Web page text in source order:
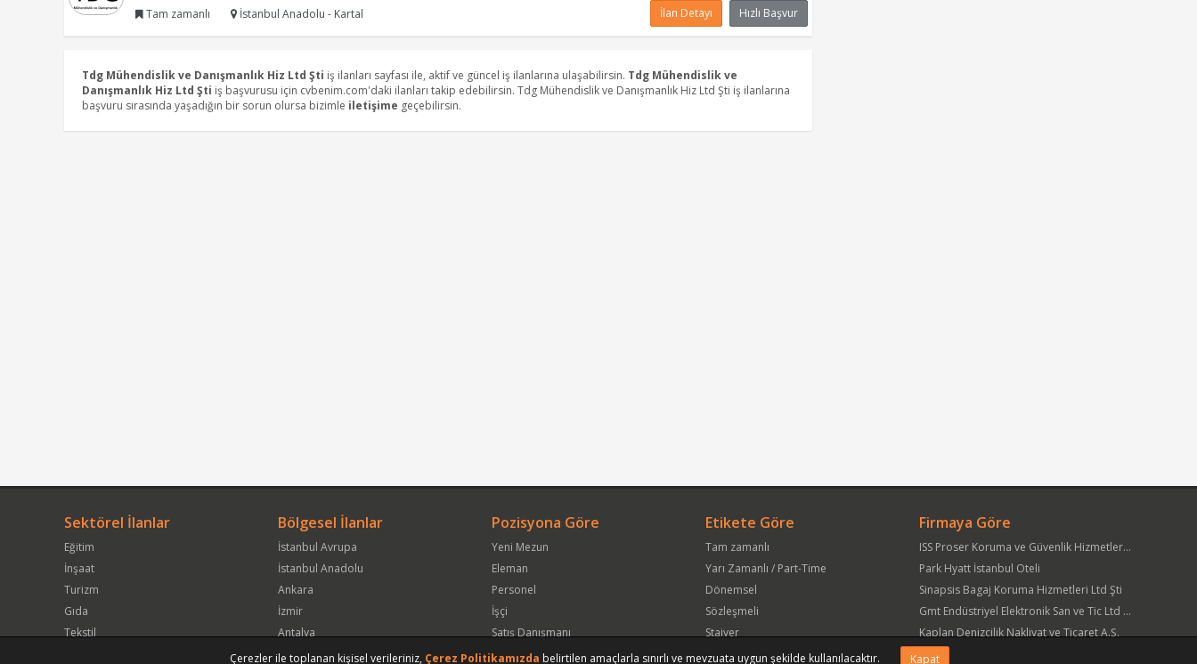
İlan Detayı Hızlı Başvur
Tam zamanlı
İstanbul Anadolu - Kartal
Tdg Mühendislik ve Danışmanlık Hiz Ltd Şti iş ilanları sayfası ile, aktif ve güncel iş ilanlarına ulaşabilirsin. Tdg Mühendislik ve
Danışmanlık Hiz Ltd Şti iş başvurusu için cvbenim.com'daki ilanları takip edebilirsin. Tdg Mühendislik ve Danışmanlık Hiz Ltd Şti iş ilanlarına
başvuru sırasında yaşadığın bir sorun olursa bizimle iletişime geçebilirsin.
Sektörel İlanlar
Eğitim
İnşaat
Turizm
Gıda
Tekstil
Bölgesel İlanlar
İstanbul Avrupa
İstanbul Anadolu
Ankara
İzmir
Antalya
Kocaeli
Pozisyona Göre
Yeni Mezun
Eleman
Personel
İşçi
Satış Danışmanı
Öğrenci
Etikete Göre
Tam zamanlı
Yarı Zamanlı / Part-Time
Dönemsel
Sözleşmeli
Stajyer
Freelance
Firmaya Göre
ISS Proser Koruma ve Güvenlik Hizmetleri A.Ş.
Park Hyatt İstanbul Oteli
Sinapsis Bagaj Koruma Hizmetleri Ltd Şti
Gmt Endüstriyel Elektronik San ve Tic Ltd Şti
Kaplan Denizcilik Nakliyat ve Ticaret A.Ş.
Çerezler ile toplanan kişisel verileriniz, Çerez Politikamızda belirtilen amaçlarla sınırlı ve mevzuata uygun şekilde kullanılacaktır. Kapat